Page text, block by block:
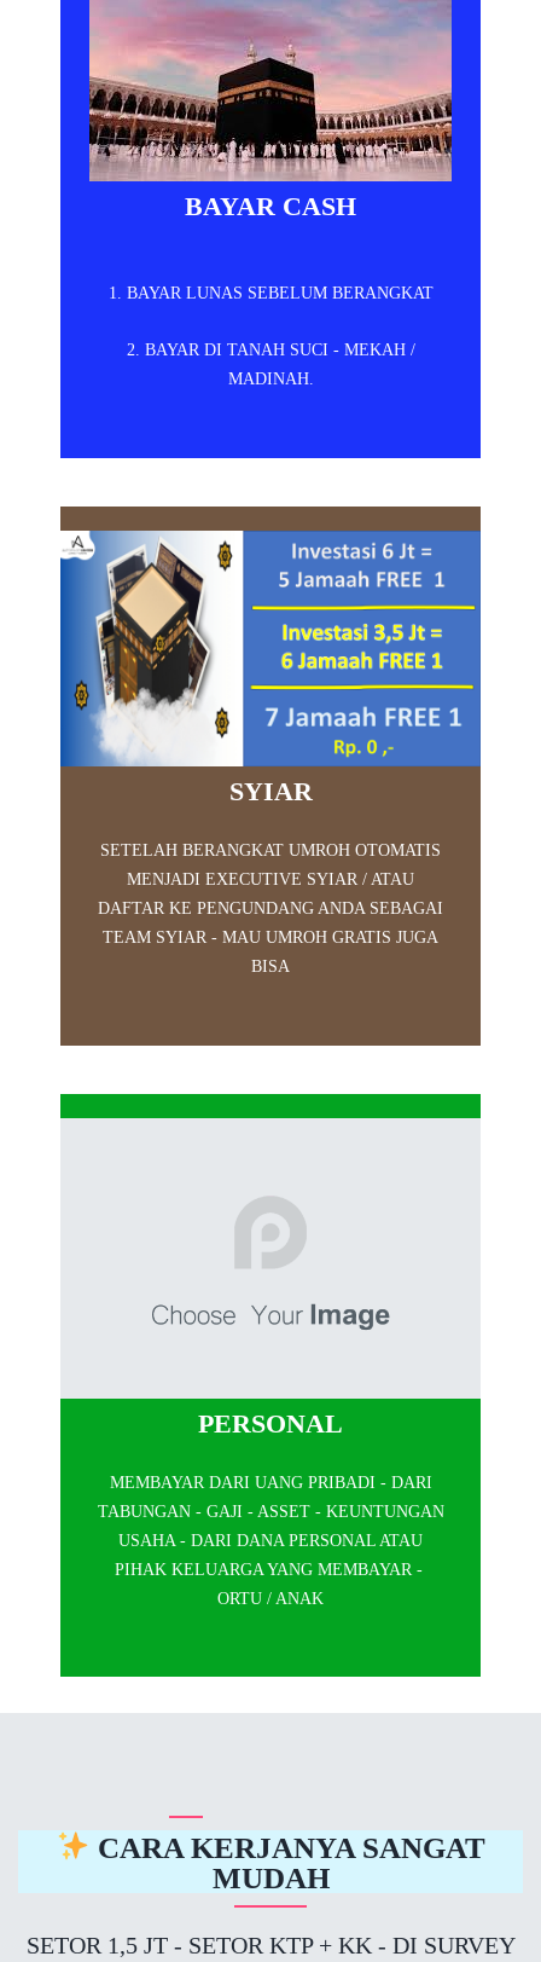
BAYAR CASH
1. BAYAR LUNAS SEBELUM BERANGKAT
2. BAYAR DI TANAH SUCI - MEKAH /
MADINAH.
SYIAR
SETELAH BERANGKAT UMROH OTOMATIS
MENJADI EXECUTIVE SYIAR / ATAU
DAFTAR KE PENGUNDANG ANDA SEBAGAI
TEAM SYIAR - MAU UMROH GRATIS JUGA
BISA
PERSONAL
MEMBAYAR DARI UANG PRIBADI - DARI
TABUNGAN - GAJI - ASSET - KEUNTUNGAN
USAHA - DARI DANA PERSONAL ATAU
PIHAK KELUARGA YANG MEMBAYAR -
ORTU / ANAK
CARA KERJANYA SANGAT
MUDAH
SETOR 1,5 JT - SETOR KTP + KK - DI SURVEY